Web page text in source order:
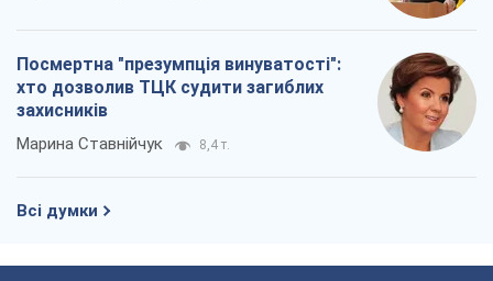
Посмертна "презумпція винуватості":
хто дозволив ТЦК судити загиблих
захисників
Марина Ставнійчук 8,4 т.
Всі думки